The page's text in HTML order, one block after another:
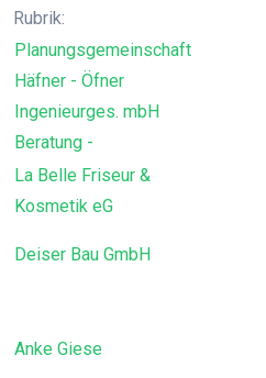
Rubrik:
Planungsgemeinschaft
Häfner - Öfner
Ingenieurges. mbH
Beratung -
La Belle Friseur &
Kosmetik eG
Deiser Bau GmbH
Anke Giese